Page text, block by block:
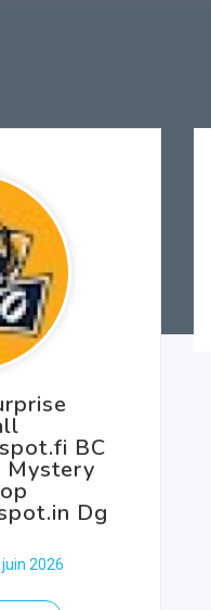
BC
Mystery
Dg
2026